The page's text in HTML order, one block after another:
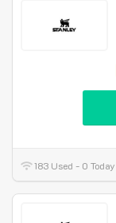
183 Used - 0 Today